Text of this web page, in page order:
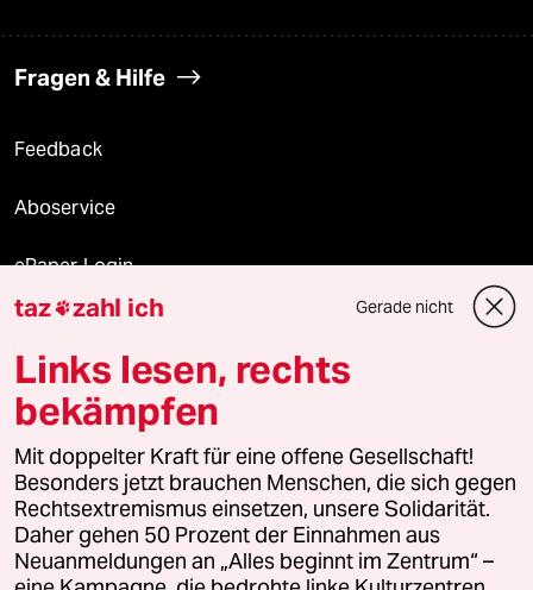
Fragen & Hilfe
Feedback
Aboservice
ePaper Login
Downloads für Abonnierende
© 2026 taz Verlags und Vertriebs GmbH
Alle Rechte vorbehalten. Bei rechtlichen Fragen oder für Genehmigungen
wenden Sie sich bitte an
lizenzen@taz.de
Feedback Redaktionsstatut Kommune-Richtlinien
taz zahl ich Gerade nicht
Links lesen, rechts
bekämpfen
Mit doppelter Kraft für eine offene Gesellschaft!
Besonders jetzt brauchen Menschen, die sich gegen
Rechtsextremismus einsetzen, unsere Solidarität.
Daher gehen 50 Prozent der Einnahmen aus
Neuanmeldungen an „Alles beginnt im Zentrum“ –